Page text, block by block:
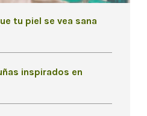
tu piel se vea sana
inspirados en